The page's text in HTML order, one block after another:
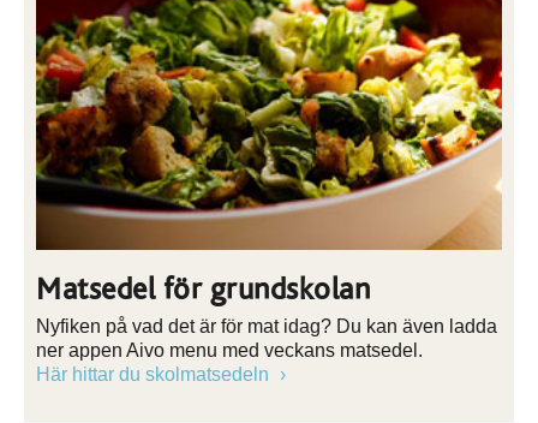
Matsedel för grundskolan
Nyfiken på vad det är för mat idag? Du kan även ladda
ner appen Aivo menu med veckans matsedel.
Här hittar du skolmatsedeln